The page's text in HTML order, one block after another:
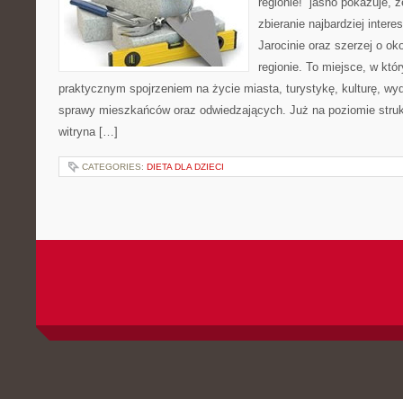
zbieranie najbardziej
Jarocinie oraz szerzej o
regionie. To miejsce, w
praktycznym spojrzeniem na życie miasta, turystykę, kulturę,
sprawy mieszkańców oraz odwiedzających. Już na poziomie
witryna […]
CATEGORIES: DIETA DLA DZIECI